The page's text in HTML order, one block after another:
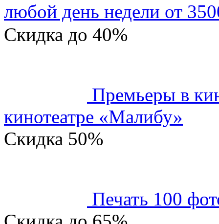
любой день недели от
Скидка до 40%
Премьеры в
кинотеатре «Малибу»
Скидка 50%
Печать 100